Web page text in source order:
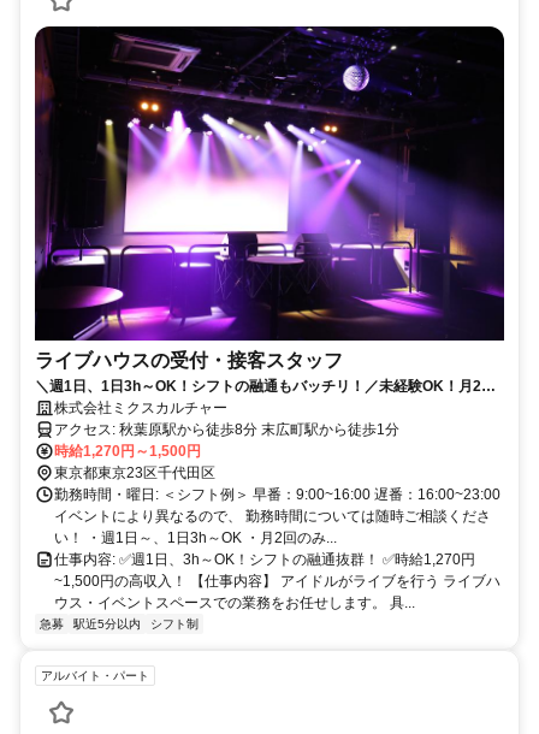
ライブハウスの受付・接客スタッフ
＼週1日、1日3h～OK！シフトの融通もバッチリ！／未経験OK！月2回~
の出勤もOK！サブの仕事として勤務できます！
株式会社ミクスカルチャー
アクセス: 秋葉原駅から徒歩8分 末広町駅から徒歩1分
時給1,270円～1,500円
東京都東京23区千代田区
勤務時間・曜日: ＜シフト例＞ 早番：9:00~16:00 遅番：16:00~23:00
イベントにより異なるので、 勤務時間については随時ご相談くださ
い！ ・週1日～、1日3h～OK ・月2回のみ...
仕事内容: ✅週1日、3h～OK！シフトの融通抜群！ ✅時給1,270円
~1,500円の高収入！ 【仕事内容】 アイドルがライブを行う ライブハ
ウス・イベントスペースでの業務をお任せします。 具...
急募 駅近5分以内 シフト制
アルバイト・パート